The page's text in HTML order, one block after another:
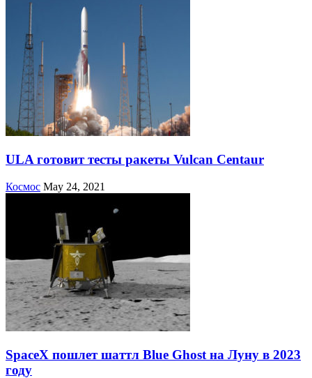
ULA готовит тесты ракеты Vulcan Centaur
Космос May 24, 2021
SpaceX пошлет шаттл Blue Ghost на Луну в 2023
году